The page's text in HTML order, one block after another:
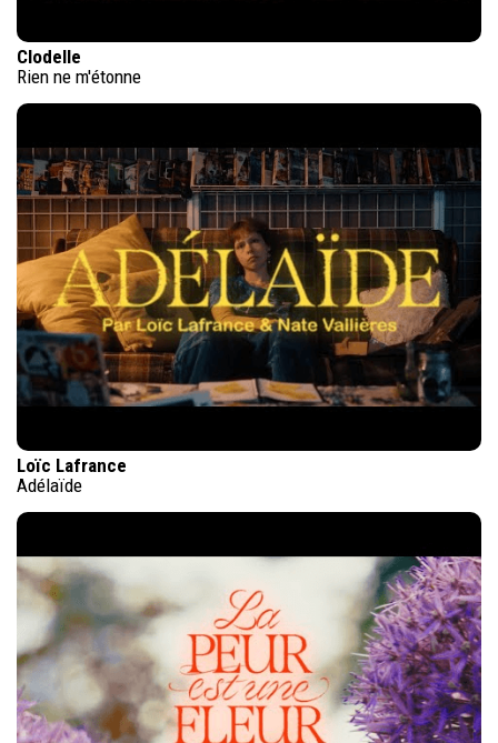
Clodelle
Rien ne m'étonne
Loïc Lafrance
Adélaïde